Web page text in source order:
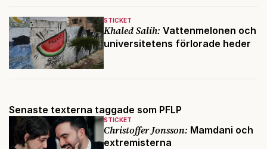
STICKET
Khaled Salih: Vattenmelonen och
universitetens förlorade heder
Senaste texterna taggade som PFLP
STICKET
Christoffer Jonsson: Mamdani och
extremisterna